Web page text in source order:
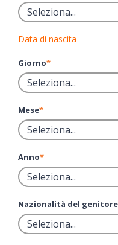
Data di nascita
Giorno*
Mese*
Anno*
Nazionalità del